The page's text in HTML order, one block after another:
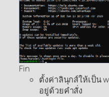
Fin
ตั้งค่าลินุกส์ให้เป็น
อยู่ด้วยคำสั่ง